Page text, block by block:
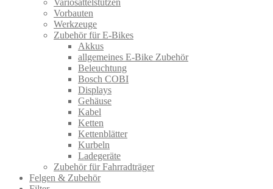
Variosattelstützen
Vorbauten
Werkzeuge
Zubehör für E-Bikes
Akkus
allgemeines E-Bike Zubehör
Beleuchtung
Bosch COBI
Displays
Gehäuse
Kabel
Ketten
Kettenblätter
Kurbeln
Ladegeräte
Zubehör für Fahrradträger
Felgen & Zubehör